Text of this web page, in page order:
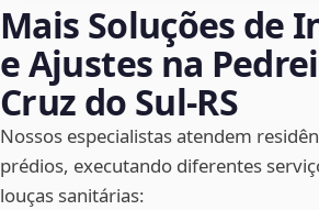
Mais Soluções de
e Ajustes na
Cruz do Sul‑RS
Nossos especialistas atendem
prédios, executando diferentes
louças sanitárias: